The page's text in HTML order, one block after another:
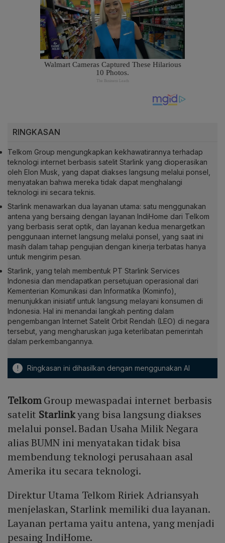
RINGKASAN
Telkom Group mengungkapkan kekhawatirannya terhadap
teknologi internet berbasis satelit Starlink yang dioperasikan
oleh Elon Musk, yang dapat diakses langsung melalui ponsel,
menyatakan bahwa mereka tidak dapat menghalangi
teknologi ini secara teknis.
Starlink menawarkan dua layanan utama: satu menggunakan
antena yang bersaing dengan layanan IndiHome dari Telkom
yang berbasis serat optik, dan layanan kedua menargetkan
penggunaan internet langsung melalui ponsel, yang saat ini
masih dalam tahap pengujian dengan kinerja terbatas hanya
untuk mengirim pesan.
Starlink, yang telah membentuk PT Starlink Services
Indonesia dan mendapatkan persetujuan operasional dari
Kementerian Komunikasi dan Informatika (Kominfo),
menunjukkan inisiatif untuk langsung melayani konsumen di
Indonesia. Hal ini menandai langkah penting dalam
pengembangan Internet Satelit Orbit Rendah (LEO) di negara
tersebut, yang mengharuskan juga keterlibatan pemerintah
dalam perkembangannya.
! Ringkasan ini dihasilkan dengan menggunakan AI
TelkomGroup mewaspadai internet berbasis
satelit Starlinkyang bisa langsung diakses
melalui ponsel. Badan Usaha Milik Negara
alias BUMN ini menyatakan tidak bisa
membendung teknologi perusahaan asal
Amerika itu secara teknologi.
Direktur Utama Telkom Ririek Adriansyah
menjelaskan, Starlink memiliki dua layanan.
Layanan pertama yaitu antena, yang menjadi
pesaing IndiHome.